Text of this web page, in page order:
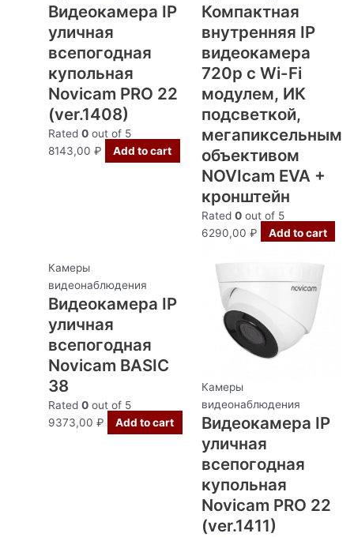
Видеокамера IP
уличная
всепогодная
купольная
Novicam PRO 22
(ver.1408)
Rated0 out of 5
8143,00₽ Add to cart
Компактная
внутренняя IP
видеокамера
720p с Wi-Fi
модулем, ИК
подсветкой,
мегапиксельным
объективом
NOVIcam EVA +
кронштейн
Rated 0out of 5
6290,00 ₽ Add to cart
Камеры
видеонаблюдения
Видеокамера IP
уличная
всепогодная
Novicam BASIC
38
Rated0 out of 5
9373,00₽ Add to cart
Камеры
видеонаблюдения
Видеокамера IP
уличная
всепогодная
купольная
Novicam PRO 22
(ver.1411)